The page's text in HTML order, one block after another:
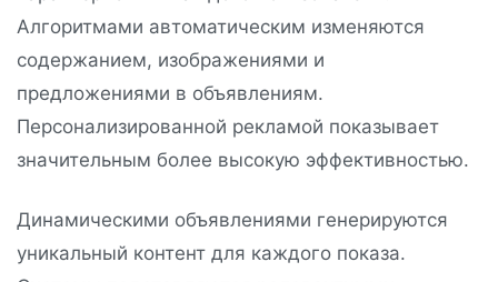
Алгоритмами автоматическим изменяются
содержанием, изображениями и
предложениями в объявлениям.
Персонализированной рекламой показывает
значительным более высокую эффективностью.
Динамическими объявлениями генерируются
уникальный контент для каждого показа.